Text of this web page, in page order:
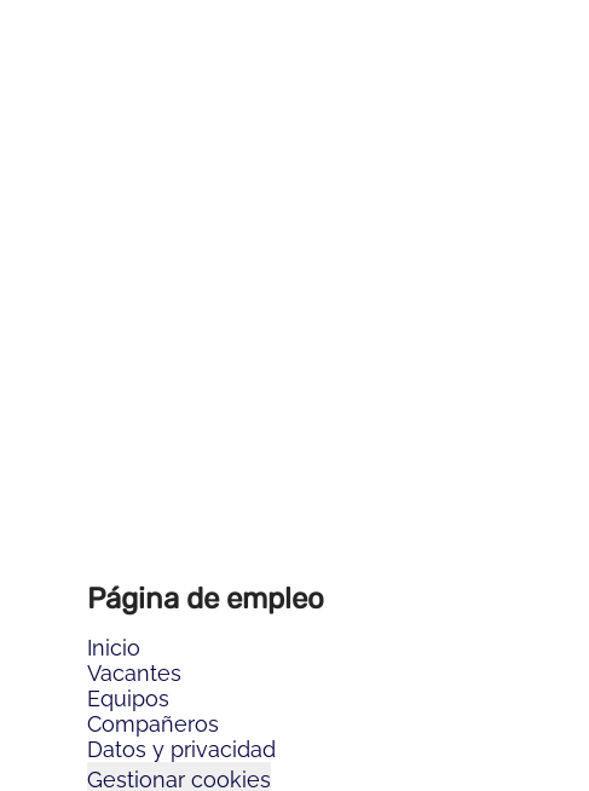
Página de empleo
Inicio
Vacantes
Equipos
Compañeros
Datos y privacidad
Gestionar cookies